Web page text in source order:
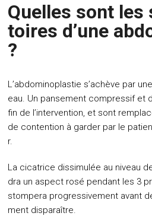
Quelles sont les
toires d’une
?
L’abdominoplastie s’achève par
eau. Un pansement compressif et
fin de l’intervention, et sont
de contention à garder par le
r.
La cicatrice dissimulée au niveau
dra un aspect rosé pendant les 3
stompera progressivement avant
ment disparaître.